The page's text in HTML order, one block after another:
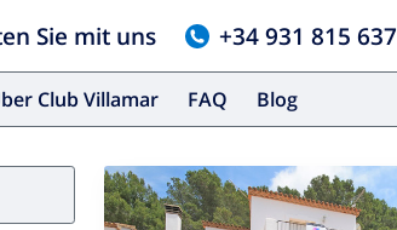
Sie mit uns +34 931 815 637
Über Club Villamar FAQ Blog